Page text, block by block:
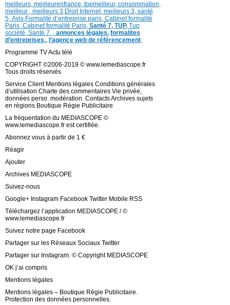
meilleurs, meilleurenfrance, topmeilleur, consommation,
meilleur , meilleurs 3,Droit Internet, meilleurs 3, santé
5, Avis,Formalité d’entreprise paris, Cabinet formalité
Paris, Cabinet formalité Paris, Santé 7, TUP, Tup
société, Santé 7, , annonces légales, formalites
d’entreprises,, l’agence web de référencement,
Programme TV Actu télé
COPYRIGHT ©2006-2019 © www.lemediascope.fr
Tous droits réservés
Service Client Mentions légales Conditions générales
d’utilisation Charte des commentaires Vie privée,
données perso. modération. Contacts Archives sujets
en régions Boutique Régie Publicitaire
La fréquentation du MEDIASCOPE ©
www.lemediascope.fr est certifiée.
Abonnez vous à partir de 1 €
Réagir
Ajouter
Archives MEDIASCOPE
Suivez-nous
Google+ Instagram Facebook Twitter Mobile RSS
Téléchargez l’application MEDIASCOPE / ©
www.lemediascope.fr
Suivez notre page Facebook
Partager sur les Réseaux Sociaux Twitter
Partager sur Instagram. © Copyright MEDIASCOPE
OK j’ai compris
Mentions légales
Mentions légales – Boutique Régie Publicitaire.
Protection des données personnelles.